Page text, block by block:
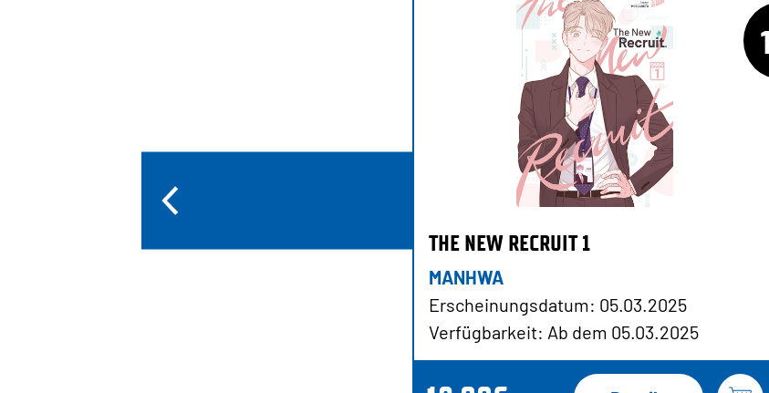
THE NEW RECRUIT 1
MANHWA
Erscheinungsdatum: 05.03.2025
Verfügbarkeit: Ab dem 05.03.2025